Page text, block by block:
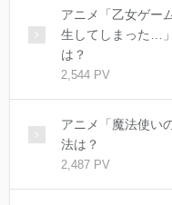
アニメ「乙女ゲー
生してしまった…
は？
2,544 PV
アニメ「魔法使い
法は？
2,487 PV